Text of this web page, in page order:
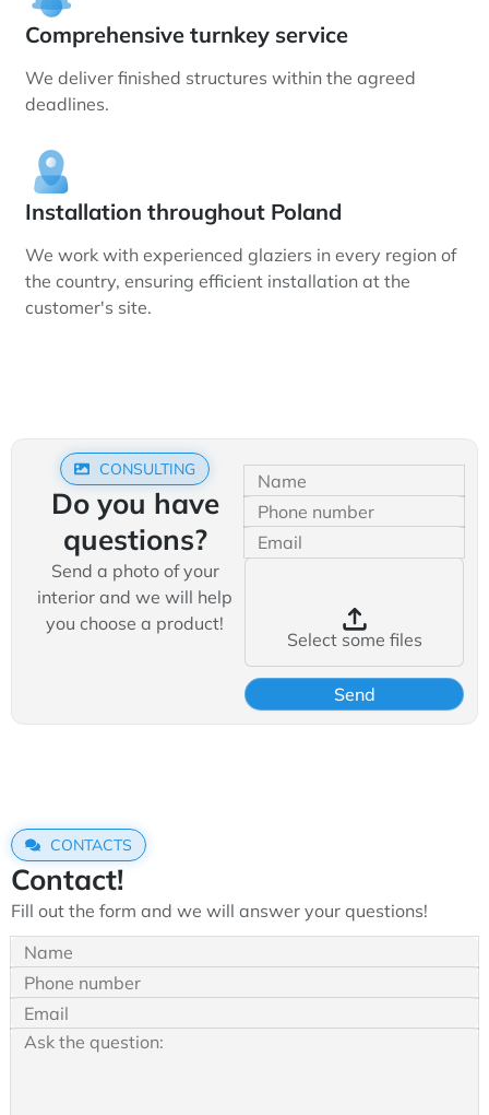
Comprehensive turnkey service
We deliver finished structures within the agreed
deadlines.
Installation throughout Poland
We work with experienced glaziers in every region of
the country, ensuring efficient installation at the
customer's site.
CONSULTING
Do you have
questions?
Send a photo of your
interior and we will help
you choose a product!
Select some files
CONTACTS
Contact!
Fill out the form and we will answer your questions!